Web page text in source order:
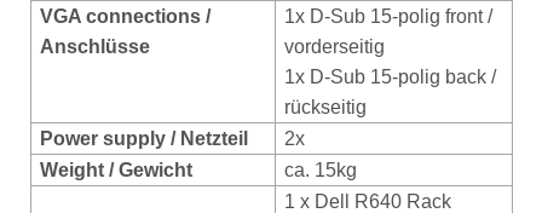
VGA connections /
Anschlüsse
1x D-Sub 15-polig front /
vorderseitig
1x D-Sub 15-polig back /
rückseitig
Power supply / Netzteil
2x
Weight / Gewicht
ca. 15kg
1 x Dell R640 Rack